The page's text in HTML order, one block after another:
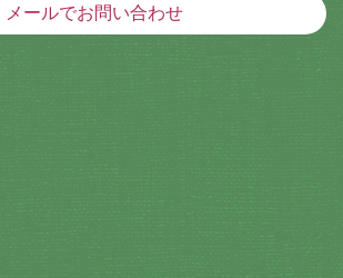
メールでお問い合わせ